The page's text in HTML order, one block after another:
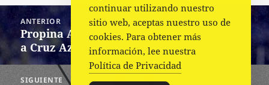
Navegación
entradas
ANTERIOR
Entrada
anterior:
Propina América histórica goleada de 7-0
a Cruz Azul
SIGUIENTE
continuar utilizando nuestro
sitio web, aceptas nuestro uso de
cookies. Para obtener más
información, lee nuestra
Política de Privacidad